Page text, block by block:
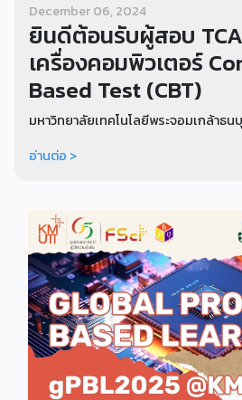
December 06, 2024
ยินดีต้อนรับผู้สอบ
เครื่องคอมพิวเตอร์
Based Test (CBT)
มหาวิทยาลัยเทคโนโลยีพระจอมเกล้าธ
อ่านต่อ >